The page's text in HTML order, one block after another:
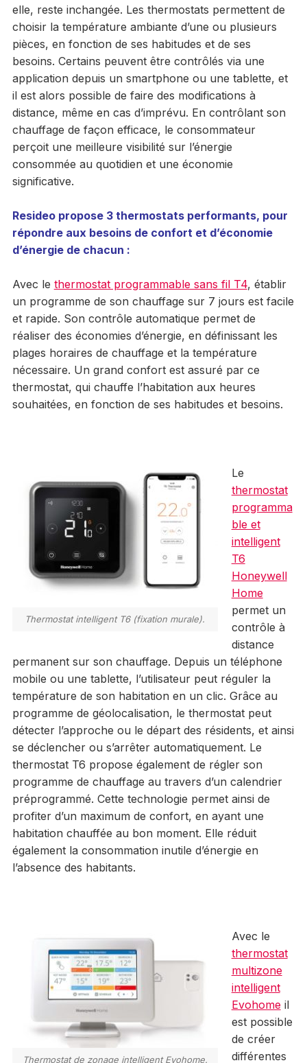
elle, reste inchangée. Les thermostats permettent de
choisir la température ambiante d’une ou plusieurs
pièces, en fonction de ses habitudes et de ses
besoins. Certains peuvent être contrôlés via une
application depuis un smartphone ou une tablette, et
il est alors possible de faire des modifications à
distance, même en cas d’imprévu. En contrôlant son
chauffage de façon efficace, le consommateur
perçoit une meilleure visibilité sur l’énergie
consommée au quotidien et une économie
significative.
Resideo propose 3 thermostats performants, pour
répondre aux besoins de confort et d’économie
d’énergie de chacun :
Avec le thermostat programmable sans fil T4, établir
un programme de son chauffage sur 7 jours est facile
et rapide. Son contrôle automatique permet de
réaliser des économies d’énergie, en définissant les
plages horaires de chauffage et la température
nécessaire. Un grand confort est assuré par ce
thermostat, qui chauffe l’habitation aux heures
souhaitées, en fonction de ses habitudes et besoins.
Thermostat intelligent T6 (fixation murale).
Le
thermostat
programma
ble et
intelligent
T6
Honeywell
Home
permet un
contrôle à
distance
permanent sur son chauffage. Depuis un téléphone
mobile ou une tablette, l’utilisateur peut réguler la
température de son habitation en un clic. Grâce au
programme de géolocalisation, le thermostat peut
détecter l’approche ou le départ des résidents, et ainsi
se déclencher ou s’arrêter automatiquement. Le
thermostat T6 propose également de régler son
programme de chauffage au travers d’un calendrier
préprogrammé. Cette technologie permet ainsi de
profiter d’un maximum de confort, en ayant une
habitation chauffée au bon moment. Elle réduit
également la consommation inutile d’énergie en
l’absence des habitants.
Thermostat de zonage intelligent Evohome.
Avec le
thermostat
multizone
intelligent
Evohomeil
est possible
de créer
différentes